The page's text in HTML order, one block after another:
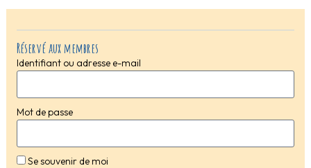
Réservé aux membres
Identifiant ou adresse e-mail
Mot de passe
Se souvenir de moi